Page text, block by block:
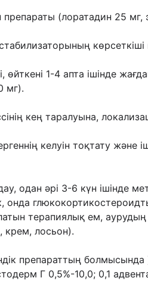
(лоратадин 25 мг,
өйткені 1-4 апта ішінде
мг).
кең таралуына,
келуін тоқтату жəне
одан əрі 3-6 күн ішінде
онда
терапиялық ем,
крем, лосьон).
препараттың
Г 0,5%-10,0; 0,1